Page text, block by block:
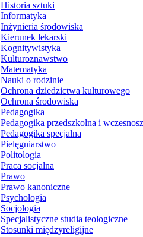
Historia sztuki
Informatyka
Inżynieria środowiska
Kierunek lekarski
Kognitywistyka
Kulturoznawstwo
Matematyka
Nauki o rodzinie
Ochrona dziedzictwa kulturowego
Ochrona środowiska
Pedagogika
Pedagogika przedszkolna i
Pedagogika specjalna
Pielęgniarstwo
Politologia
Praca socjalna
Prawo
Prawo kanoniczne
Psychologia
Socjologia
Specjalistyczne studia teologiczne
Stosunki międzyreligijne